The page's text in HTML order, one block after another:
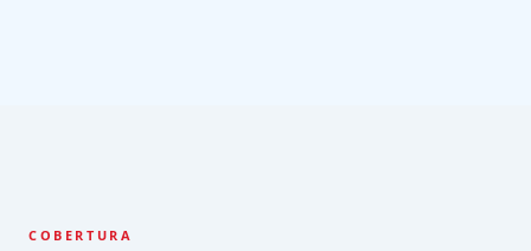
COBERTURA